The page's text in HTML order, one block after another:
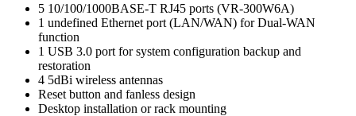
5 10/100/1000BASE-T RJ45 ports (VR-300W6A)
1 undefined Ethernet port (LAN/WAN) for Dual-WAN
function
1 USB 3.0 port for system configuration backup and
restoration
4 5dBi wireless antennas
Reset button and fanless design
Desktop installation or rack mounting